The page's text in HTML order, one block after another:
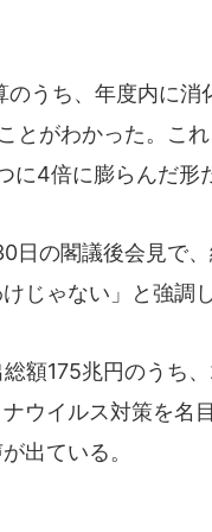
うち、年度内に消
とがわかった。こ
に4倍に膨らんだ形
日の閣議後会見で
じゃない」と強調し
額175兆円のうち
ウイルス対策を名
出ている。